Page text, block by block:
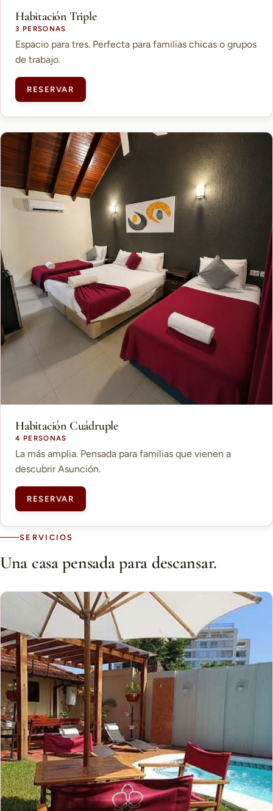
Habitación Triple
3 PERSONAS
Espacio para tres. Perfecta para familias chicas o grupos
de trabajo.
RESERVAR
Habitación Cuádruple
4 PERSONAS
La más amplia. Pensada para familias que vienen a
descubrir Asunción.
RESERVAR
SERVICIOS
Una casa pensada para descansar.